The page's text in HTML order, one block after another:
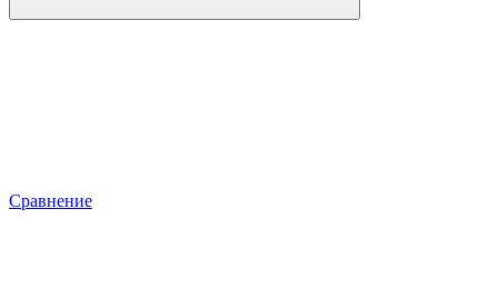
Сравнение